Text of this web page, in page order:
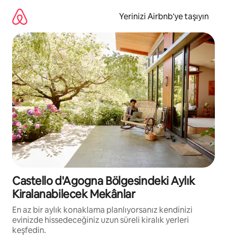
Yerinizi Airbnb'ye taşıyın
Castello d'Agogna Bölgesindeki Aylık
Kiralanabilecek Mekânlar
En az bir aylık konaklama planlıyorsanız kendinizi
evinizde hissedeceğiniz uzun süreli kiralık yerleri
keşfedin.